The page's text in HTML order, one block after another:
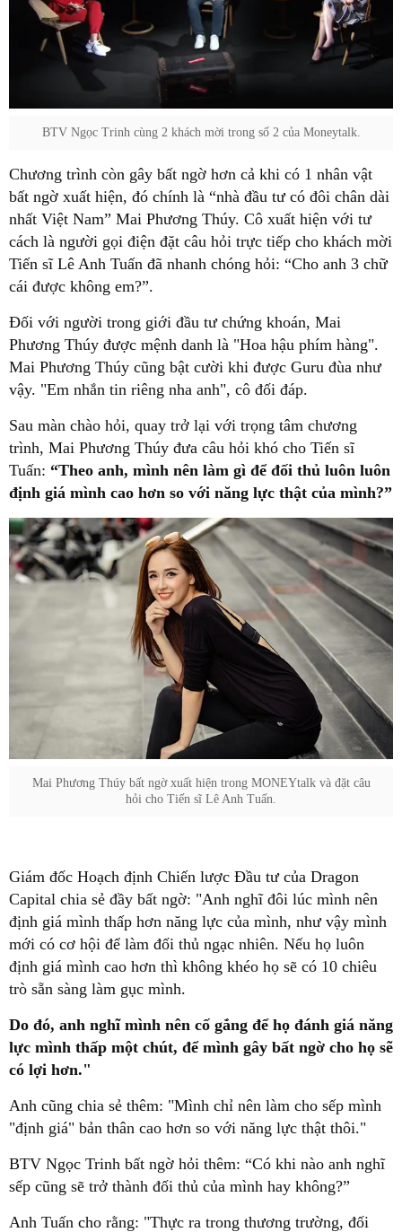
BTV Ngọc Trinh cùng 2 khách mời trong số 2 của Moneytalk.
Chương trình còn gây bất ngờ hơn cả khi có 1 nhân vật
bất ngờ xuất hiện, đó chính là “nhà đầu tư có đôi chân dài
nhất Việt Nam” Mai Phương Thúy. Cô xuất hiện với tư
cách là người gọi điện đặt câu hỏi trực tiếp cho khách mời
Tiến sĩ Lê Anh Tuấn đã nhanh chóng hỏi: “Cho anh 3 chữ
cái được không em?”.
Đối với người trong giới đầu tư chứng khoán, Mai
Phương Thúy được mệnh danh là "Hoa hậu phím hàng".
Mai Phương Thúy cũng bật cười khi được Guru đùa như
vậy. "Em nhắn tin riêng nha anh", cô đối đáp.
Sau màn chào hỏi, quay trở lại với trọng tâm chương
trình, Mai Phương Thúy đưa câu hỏi khó cho Tiến sĩ
Tuấn: “Theo anh, mình nên làm gì để đối thủ luôn luôn
định giá mình cao hơn so với năng lực thật của mình?”
Mai Phương Thúy bất ngờ xuất hiện trong MONEYtalk và đặt câu
hỏi cho Tiến sĩ Lê Anh Tuấn.
Giám đốc Hoạch định Chiến lược Đầu tư của Dragon
Capital chia sẻ đầy bất ngờ: "Anh nghĩ đôi lúc mình nên
định giá mình thấp hơn năng lực của mình, như vậy mình
mới có cơ hội để làm đối thủ ngạc nhiên. Nếu họ luôn
định giá mình cao hơn thì không khéo họ sẽ có 10 chiêu
trò sẵn sàng làm gục mình.
Do đó, anh nghĩ mình nên cố gắng để họ đánh giá năng
lực mình thấp một chút, để mình gây bất ngờ cho họ sẽ
có lợi hơn."
Anh cũng chia sẻ thêm: "Mình chỉ nên làm cho sếp mình
"định giá" bản thân cao hơn so với năng lực thật thôi."
BTV Ngọc Trinh bất ngờ hỏi thêm: “Có khi nào anh nghĩ
sếp cũng sẽ trở thành đối thủ của mình hay không?”
Anh Tuấn cho rằng: "Thực ra trong thương trường, đối